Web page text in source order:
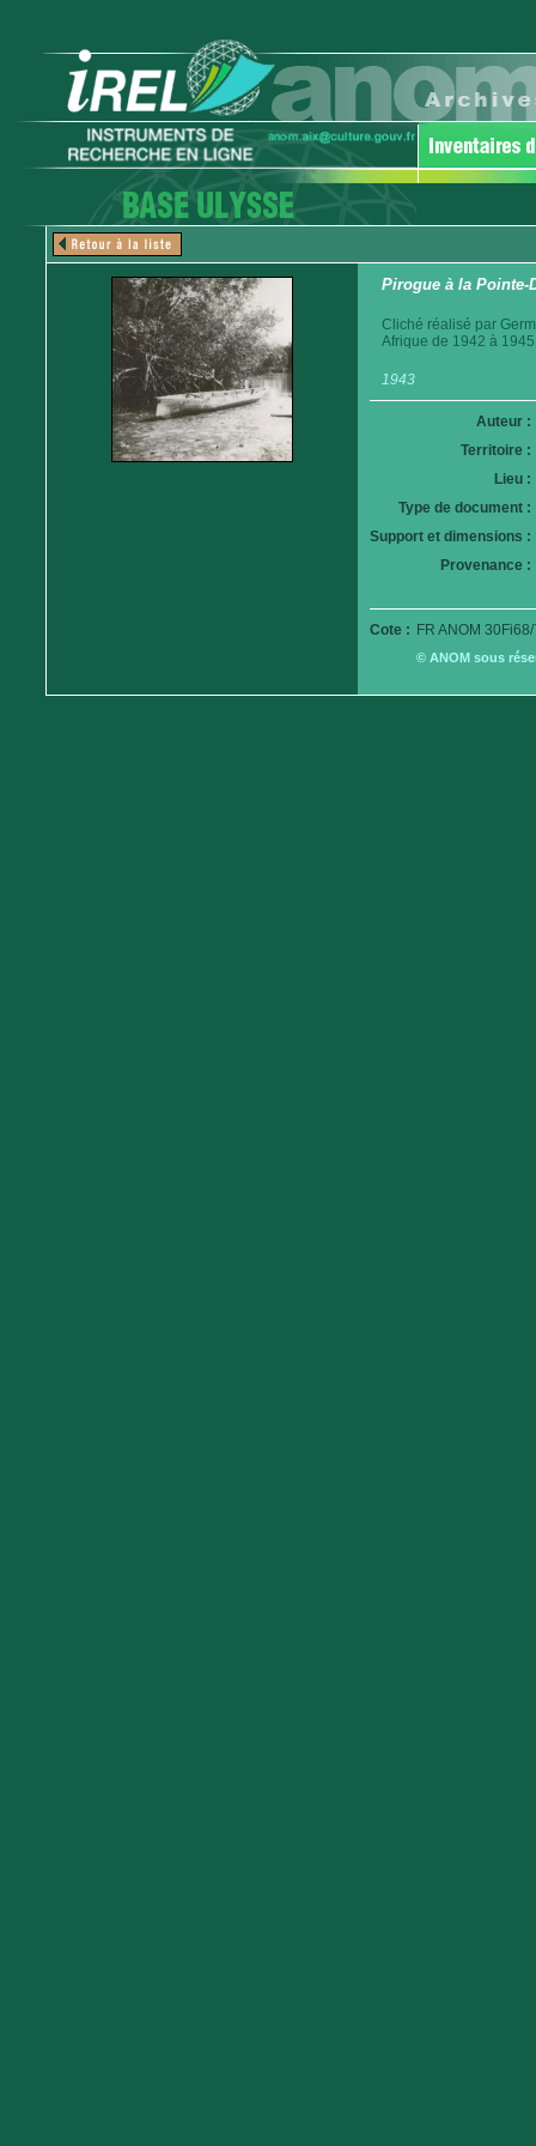
Pirogue à la Pointe-
Cliché réalisé par
Afrique de 1942 à
1943
Auteur :
Territoire :
Lieu :
Type de document :
Support et dimensions :
Provenance :
Cote : FR ANOM
© ANOM sous